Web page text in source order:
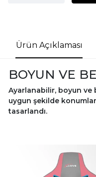
Ürün Açıklaması
BOYUN VE
Ayarlanabilir, boyun ve
uygun şekilde
tasarlandı.